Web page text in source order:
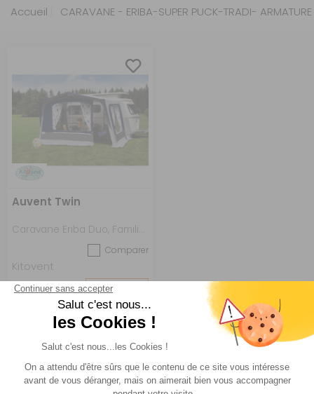
Accueil CARAVANE - ERIBA-SUPER PUCK-TRADI-
Auvent Twin
Comparer
Kitovent
Réf : 849598
SUR
COMMANDE
ACHETER 1 632 €